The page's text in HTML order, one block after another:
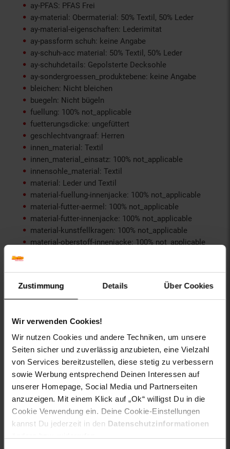
Zustimmung Details Über Cookies
Wir verwenden Cookies!
Wir nutzen Cookies und andere Techniken, um unsere
Seiten sicher und zuverlässig anzubieten, eine Vielzahl
von Services bereitzustellen, diese stetig zu verbessern
sowie Werbung entsprechend Deinen Interessen auf
unserer Homepage, Social Media und Partnerseiten
anzuzeigen. Mit einem Klick auf „Ok“ willigst Du in die
Cookie Verwendung ein. Deine Cookie-Einstellungen
kannst Du jederzeit in den Datenschutzinformationen
ay-PFAS: PFAS Frei
ay-material: Obermaterial: 50% Textil, 50% Leder
ay-material-eigenschaften: Lederimitat
ay-passform schuh: keine Angabe
ay-schuh-acc material: 50% Textil, 50% Leder
ay-schuhdetails: Gepolsterte Decksohle
ay-sondergroessen_produktebene: keine Angabe
bleichen: Nicht bleichen
buegeln: Nicht bügeln
fuellung: 100% not_applicable
fuetterungsdicke: ungefüttert
geschlechtvangraaf: Herren
innen_material: Textil
innen_material_einsatz: 100% not_applicable
innensohle_material: Textil
material: Leder und Textil
material-fuellung-innenjacke: 100% not_applicable
material-futter-aermel: 100% not_applicable
material-futter-innenjacke: 100% not_applicable
material-kunstfellkragen: 100% not_applicable
material-oberstoff-innenjacke: 100% not_applicable
not_applicable
material-oberstoff-mittlerer-teil: 100% not_applicable
material-oberstoff-oberer-teil: 100% not_applicable
material-verzierung: 100% not_applicable
material_futter: Textil
oberstoff_unterer_teil: 100% not_applicable
otto-anlaesse: Sportmode, Streetwear, Basic
otto-applikationen: Brandlabel innen, Markenlabel,
Logoschriftzug, Logodruck
otto-optik: unifarben
otto-verschlussdetails: nicht verstellbar, nicht
elastisch
proftextilpflege: Keine chemische Reinigung möglich